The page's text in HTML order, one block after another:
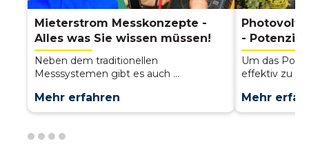
Mieterstrom Messkonzepte -
Alles was Sie wissen müssen!
Neben dem traditionellen
Messsystemen gibt es auch ...
Mehr erfahren
-
Um das
effektiv zu
Mehr